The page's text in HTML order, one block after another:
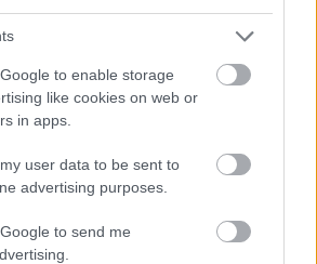
to enable storage
like cookies on web or
in apps.
user data to be sent to
advertising purposes.
to send me
lehet tenni. De ez egy fontos
úgy, hogy újra kell építeni ezt
meg és mit ne.